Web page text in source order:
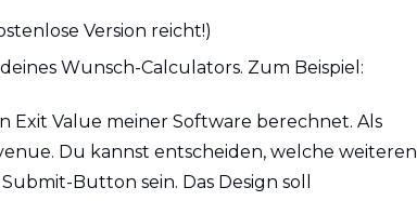
Version reicht!)
Wunsch-Calculators. Zum Beispiel:
Exit Value meiner Software berechnet. Als
Du kannst entscheiden, welche weiteren
Button sein. Das Design soll